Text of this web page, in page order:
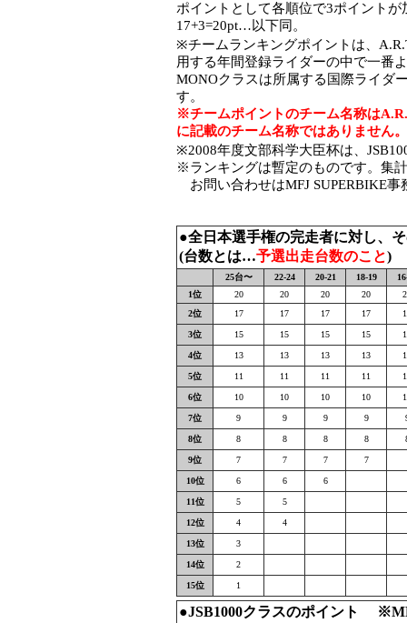
ポイントとして各順位で3ポイント
17+3=20pt…以下同。
※チームランキングポイントは、
用する年間登録ライダーの中で一番
MONOクラスは所属する国際ライダ
す。
※チームポイントのチーム名称は
に記載のチーム名称ではありません。
※2008年度文部科学大臣杯は、
※ランキングは暫定のものです。集
お問い合わせはMFJ SUPERBIKE事
●全日本選手権の完走者に対し、
(台数とは…予選出走台数のこと)
25台〜 22-24 20-21 18-19
1位
20 20 20 20
2位
17 17 17 17
3位 15 15 15 15
4位 13 13 13 13
5位 11 11 11 11
6位 10 10 10 10
7位 9 9 9 9
8位 8 8 8 8
9位 7 7 7 7
10位 6 6 6
11位 5 5
12位 4 4
13位 3
14位 2
15位 1
●JSB1000クラスのポイント